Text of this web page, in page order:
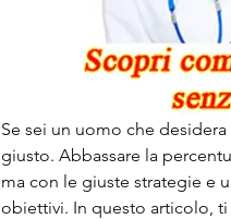
Se sei un uomo che
giusto. Abbassare la
ma con le giuste strategie e
obiettivi. In questo articolo,